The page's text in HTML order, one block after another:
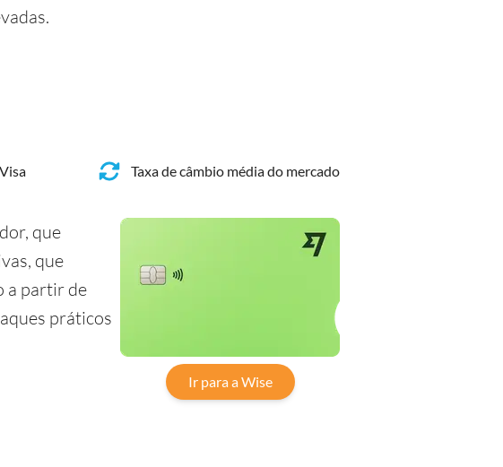
Taxa de câmbio média do mercado
que
que
a partir de
práticos
Ir para a Wise